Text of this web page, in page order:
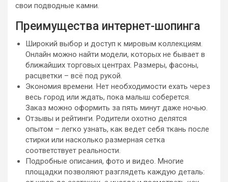
свои подводные камни.
Преимущества интернет-шопинга
Широкий выбор и доступ к мировым коллекциям.
Онлайн можно найти модели, которых не бывает в
ближайших торговых центрах. Размеры, фасоны,
расцветки – всё под рукой.
Экономия времени. Нет необходимости ехать через
весь город или ждать, пока малыш соберется.
Заказ можно оформить за пять минут даже ночью.
Отзывы и рейтинги. Родители охотно делятся
опытом – легко узнать, как ведет себя ткань после
стирки или насколько размерная сетка
соответствует реальности.
Подробные описания, фото и видео. Многие
площадки позволяют разглядеть каждую деталь: